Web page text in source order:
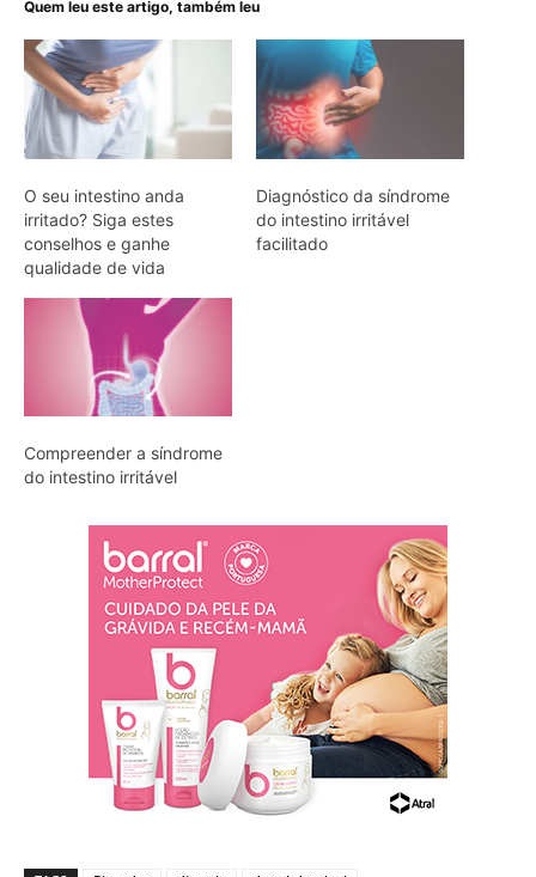
Quem leu este artigo, também leu
O seu intestino anda
irritado? Siga estes
conselhos e ganhe
qualidade de vida
Diagnóstico da síndrome
do intestino irritável
facilitado
Compreender a síndrome
do intestino irritável